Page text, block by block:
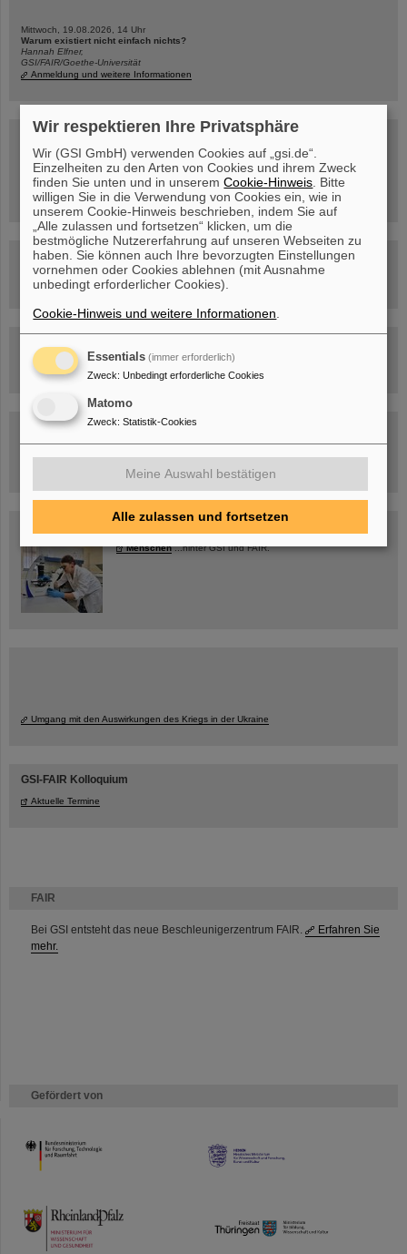
FAIR
Bei GSI entsteht das neue Beschleunigerzentrum FAIR.
Erfahren Sie
mehr.
Gefördert von
HMWK
TMWWDG
Mittwoch, 19.08.2026, 14 Uhr
Warum existiert nicht einfach nichts?
Hannah Elfner,
GSI/FAIR/Goethe-Universität
Anmeldung und weitere Informationen
geöffnet Di – Fr,
12 – 17 Uhr
Sa, 11.07.26, 10:30-16:00 Uhr
Ernst-Ludwig-Str. 22
Innenstadt Darmstadt
FAIR-Trailer: Der Weg der Teilchen durch die
Beschleunigeranlage
Besichtigung von GSI/FAIR –
Menschen...hinter GSI und FAIR.
Umgang mit den Auswirkungen des Kriegs in der Ukraine
GSI-FAIR Kolloquium
Aktuelle Termine
Wir respektieren Ihre Privatsphäre
Wir (GSI GmbH) verwenden Cookies auf „gsi.de“.
Einzelheiten zu den Arten von Cookies und ihrem Zweck
finden Sie unten und in unseremCookie-Hinweis . Bitte
willigen Sie in die Verwendung von Cookies ein, wie in
unserem Cookie-Hinweis beschrieben, indem Sie auf
„Alle zulassen und fortsetzen“ klicken, um die
bestmögliche Nutzererfahrung auf unseren Webseiten zu
haben. Sie können auch Ihre bevorzugten Einstellungen
vornehmen oder Cookies ablehnen (mit Ausnahme
unbedingt erforderlicher Cookies).
Cookie-Hinweis und weitere Informationen
Essentials (immer erforderlich)
Zweck: Unbedingt erforderliche Cookies
Matomo
Zweck: Statistik-Cookies
Meine Auswahl bestätigen
Alle zulassen und fortsetzen